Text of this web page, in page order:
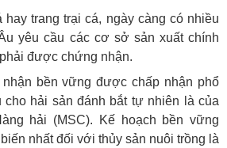
hay trang trại cá, ngày càng có nhiều
yêu cầu các cơ sở sản xuất chính
được chứng nhận.
bền vững được chấp nhận phổ
cho hải sản đánh bắt tự nhiên là của
hải (MSC). Kế hoạch bền vững
nhất đối với thủy sản nuôi trồng là